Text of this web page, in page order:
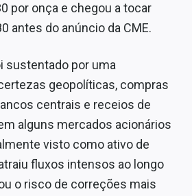
por onça e chegou a tocar
antes do anúncio da CME.
sustentado por uma
geopolíticas, compras
centrais e receios de
alguns mercados acionários
visto como ativo de
fluxos intensos ao longo
o risco de correções mais